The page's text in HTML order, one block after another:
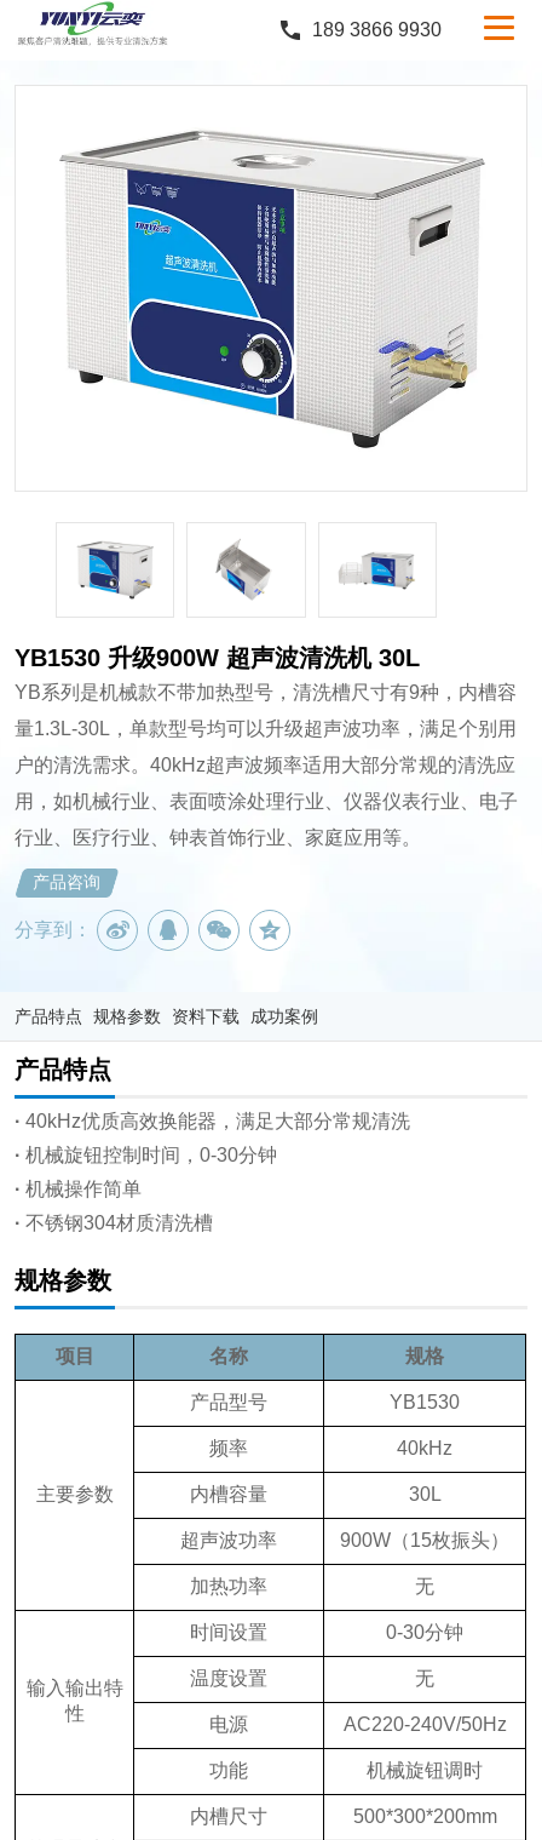
产品中心
服务与支持
定制服务
新闻中心
关于云奕
189 3866 9930
YB1530 升级900W 超声波清洗机 30L
YB系列是机械款不带加热型号，清洗槽尺寸有9种，内槽容
量1.3L-30L，单款型号均可以升级超声波功率，满足个别用
户的清洗需求。40kHz超声波频率适用大部分常规的清洗应
用，如机械行业、表面喷涂处理行业、仪器仪表行业、电子
行业、医疗行业、钟表首饰行业、家庭应用等。
产品咨询
分享到：
产品特点 规格参数 资料下载 成功案例
产品特点
·40kHz优质高效换能器，满足大部分常规清洗
·机械旋钮控制时间，0-30分钟
·机械操作简单
·不锈钢304材质清洗槽
规格参数
项目 名称 规格
主要参数
产品型号 YB1530
频率 40kHz
内槽容量 30L
超声波功率 900W（15枚振头）
加热功率 无
输入输出特
性
时间设置 0-30分钟
温度设置 无
电源 AC220-240V/50Hz
功能 机械旋钮调时
内槽尺寸 500*300*200mm